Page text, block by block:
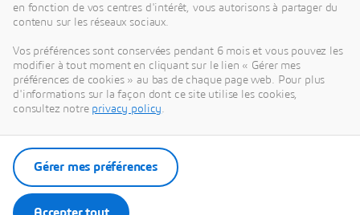
Télécharger le communiqué de presse
en fonction de vos centres d'intérêt, vous autorisons à partager du
contenu sur les réseaux sociaux.
Vos préférences sont conservées pendant 6 mois et vous pouvez les
modifier à tout moment en cliquant sur le lien « Gérer mes
préférences de cookies » au bas de chaque page web. Pour plus
d'informations sur la façon dont ce site utilise les cookies,
consultez notre privacy policy.
Gérer mes préférences